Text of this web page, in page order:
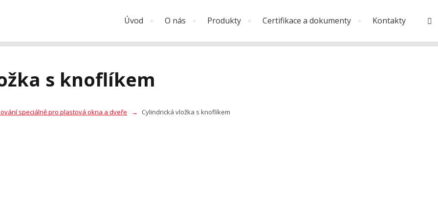
Úvod O nás Produkty Certifikace a dokumenty Kontakty
s knoflíkem
speciálně pro plastová okna a dveře Cylindrická vložka s knoflíkem